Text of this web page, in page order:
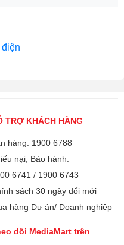
TRỢ KHÁCH HÀNG
hàng: 1900 6788
nại, Bảo hành:
6741 / 1900 6743
sách 30 ngày đổi mới
hàng Dự án/ Doanh nghiệp
dõi MediaMart trên